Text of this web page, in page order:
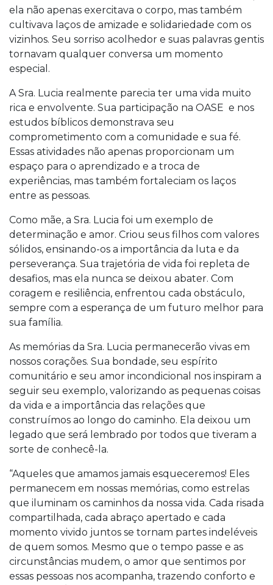
ela não apenas exercitava o corpo, mas também
cultivava laços de amizade e solidariedade com os
vizinhos. Seu sorriso acolhedor e suas palavras gentis
tornavam qualquer conversa um momento
especial.
A Sra. Lucia realmente parecia ter uma vida muito
rica e envolvente. Sua participação na OASE e nos
estudos bíblicos demonstrava seu
comprometimento com a comunidade e sua fé.
Essas atividades não apenas proporcionam um
espaço para o aprendizado e a troca de
experiências, mas também fortaleciam os laços
entre as pessoas.
Como mãe, a Sra. Lucia foi um exemplo de
determinação e amor. Criou seus filhos com valores
sólidos, ensinando-os a importância da luta e da
perseverança. Sua trajetória de vida foi repleta de
desafios, mas ela nunca se deixou abater. Com
coragem e resiliência, enfrentou cada obstáculo,
sempre com a esperança de um futuro melhor para
sua família.
As memórias da Sra. Lucia permanecerão vivas em
nossos corações. Sua bondade, seu espírito
comunitário e seu amor incondicional nos inspiram a
seguir seu exemplo, valorizando as pequenas coisas
da vida e a importância das relações que
construímos ao longo do caminho. Ela deixou um
legado que será lembrado por todos que tiveram a
sorte de conhecê-la.
“Aqueles que amamos jamais esqueceremos! Eles
permanecem em nossas memórias, como estrelas
que iluminam os caminhos da nossa vida. Cada risada
compartilhada, cada abraço apertado e cada
momento vivido juntos se tornam partes indeléveis
de quem somos. Mesmo que o tempo passe e as
circunstâncias mudem, o amor que sentimos por
essas pessoas nos acompanha, trazendo conforto e